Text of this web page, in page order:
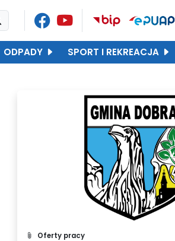
ODPADY SPORT I REKREACJA
Oferty pracy